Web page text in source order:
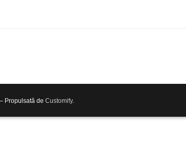
Propulsată de Customify.